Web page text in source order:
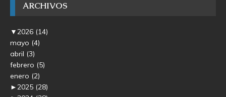
ARCHIVOS
▼2026 (14)
mayo (4)
abril (3)
febrero (5)
enero (2)
►2025 (28)